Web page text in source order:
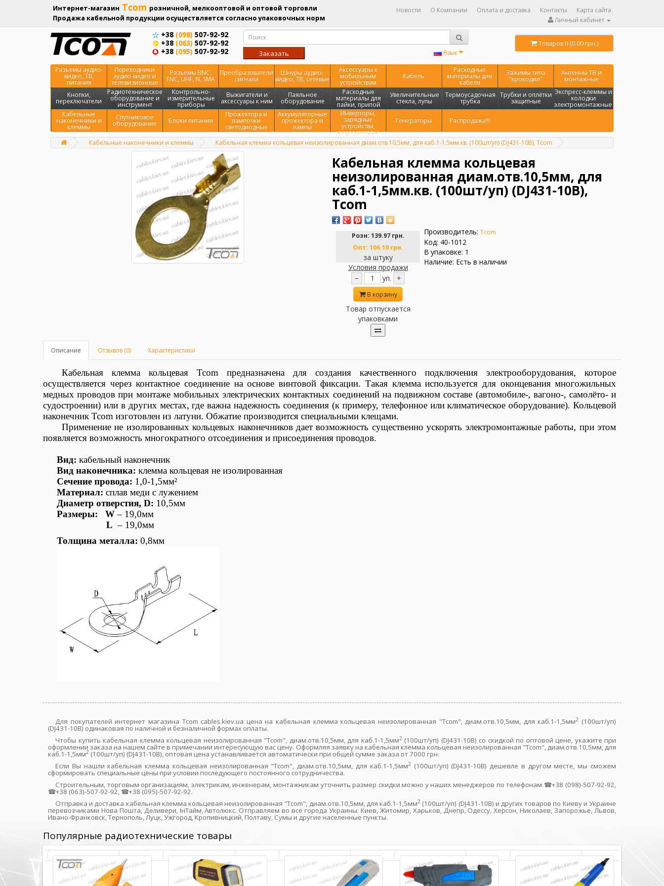
Интернет-магазин Tcom розничной, мелкооптовой и оптовой торговли
Продажа кабельной продукции осуществляется согласно упаковочных норм
Новости О Компании Оплата и доставка Контакты
Карта сайта
Личный кабинет
+38 (098) 507-92-92
+38 (063) 507-92-92
+38 (095) 507-92-92
Заказать
звонок
Язык
Товаров 0 (0.00 грн.)
Разъемы аудио-
видео, ТВ,
питания
Переходники
аудио-видео и
телевизионные
Разъёмы BNC,
TNC, UHF, N, SMA
Преобразователи
сигнала
Шнуры аудио-
видео, ТВ, сетевые
Аксессуары к
мобильным
устройствам
Кабель
Расходные
материалы для
кабеля
Зажимы типа
"крокодил"
Антенны ТВ и
монтажные
Кнопки,
переключатели
Радиотехническое
оборудование и
инструмент
Контрольно-
измерительные
приборы
Выжигатели и
аксессуары к ним
Паяльное
оборудование
Расходные
материалы для
пайки, припой
Увеличительные
стекла, лупы
Термоусадочная
трубка
Трубки и оплётки
защитные
Экспресс-клеммы и
колодки
электромонтажные
Кабельные
наконечники и
клеммы
Спутниковое
оборудование Блоки питания
Прожектора и
лампочки
светодиодные
Аккумуляторные
прожектора и
лампы
Инверторы,
зарядные
устройства,
аккумуляторы
Генераторы Распродажа!!!
Главная
Кабельные наконечники и клеммы Кабельная клемма кольцевая неизолированная диам.отв.10,5мм, для каб.1-1,5мм.кв. (100шт/уп) (DJ431-10B), Tcom
Кабельная клемма кольцевая
неизолированная диам.отв.10,5мм, для
каб.1-1,5мм.кв. (100шт/уп) (DJ431-10B),
Tcom
Розн: 139.97 грн.
Опт: 106.10 грн.
за штуку
Условия продажи
−
уп. +
В корзину
Товар отпускается
упаковками
Производитель: Tcom
Код: 40-1012
В упаковке: 1
Наличие: Есть в наличии
Описание Отзывов (0) Характеристики
Кабельная клемма кольцевая Tcom
предназначена для создания качественного подключения электрооборудования, которое
осуществляется через контактное соединение на основе винтовой фиксации. Такая клемма используется для оконцевания многожильных
медных проводов при монтаже мобильных электрических контактных соединений на подвижном составе (автомобиле-, вагоно-, самолёто- и
судостроении) или в других местах, где важна надежность соединения (к примеру, телефонное или климатическое оборудование). Кольцевой
наконечник Tcom изготовлен из латуни. Обжатие производится специальными клещами.
Применение не изолированных кольцевых наконечников дает возможность существенно ускорять электромонтажные работы, при этом
появляется возможность многократного отсоединения и присоединения проводов.
Вид: кабельный наконечник
Вид наконечника: клемма кольцевая не изолированная
Сечение провода: 1,0-1,5мм²
Материал: сплав меди с лужением
Диаметр отверстия,D: 10,5мм
Размеры:W – 19,0мм
L – 19,0мм
Толщина металла: 0,8мм
Для покупателей интернет магазина Tcom cables.kiev.ua цена на кабельная клемма кольцевая неизолированная "Tcom", диам.отв.10,5мм, для каб.1-1,5мм2 (100шт/уп)
(DJ431-10B) одинаковая по наличной и безналичной формах оплаты.
Чтобы купить кабельная клемма кольцевая неизолированная "Tcom", диам.отв.10,5мм, для каб.1-1,5мм2(100шт/уп) (DJ431-10B) со скидкой по оптовой цене, укажите при
оформлении заказа на нашем сайте в примечании интересующую вас цену. Оформляя заявку на кабельная клемма кольцевая неизолированная "Tcom", диам.отв.10,5мм, для
каб.1-1,5мм2 (100шт/уп) (DJ431-10B), оптовая цена устанавливается автоматически при общей сумме заказа от 7000 грн.
Если Вы нашли кабельная клемма кольцевая неизолированная "Tcom", диам.отв.10,5мм, для каб.1-1,5мм2(100шт/уп) (DJ431-10B) дешевле в другом месте, мы сможем
сформировать специальные цены при условии последующего постоянного сотрудничества.
Строительным, торговым организациям, электрикам, инженерам, монтажникам уточнить размер скидки можно у наших менеджеров по телефонам ☎+38 (098)-507-92-92,
☎+38 (063)-507-92-92, ☎+38 (095)-507-92-92.
Отправка и доставка кабельная клемма кольцевая неизолированная "Tcom", диам.отв.10,5мм, для каб.1-1,5мм2 (100шт/уп) (DJ431-10B) и других товаров по Киеву и Украине
перевозчиками Нова Пошта, Деливери, ІнТайм, Автолюкс. Отправляем во все города Украины: Киев, Житомир, Харьков, Днепр, Одессу, Херсон, Николаев, Запорожье, Львов,
Ивано-Франковск, Тернополь, Луцк, Ужгород, Кропивницкий, Полтаву, Сумы и другие населенные пункты.
Популярные радиотехнические товары